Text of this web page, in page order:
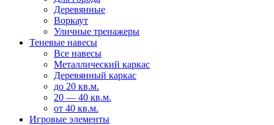
Деревянные
Воркаут
Уличные тренажеры
Теневые навесы
Все навесы
Металлический каркас
Деревянный каркас
до 20 кв.м.
20 — 40 кв.м.
от 40 кв.м.
Игровые элементы